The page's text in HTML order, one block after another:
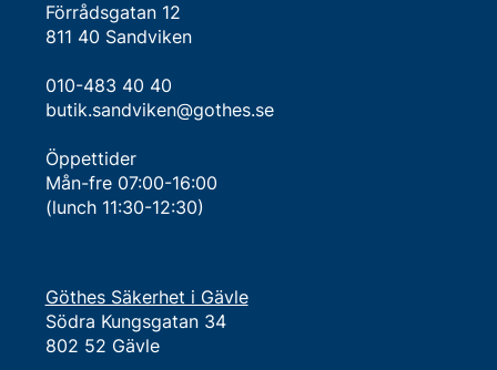
Förrådsgatan 12
811 40 Sandviken
010-483 40 40
butik.sandviken@gothes.se
Öppettider
Mån-fre 07:00-16:00
(lunch 11:30-12:30)
Göthes Säkerhet i Gävle
Södra Kungsgatan 34
802 52 Gävle